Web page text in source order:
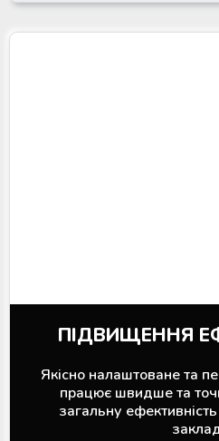
ПІДВИЩЕННЯ
Якісно налаштоване та
працює швидше та
загальну